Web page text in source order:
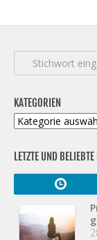
KATEGORIEN
Kategorien
LETZTE UND